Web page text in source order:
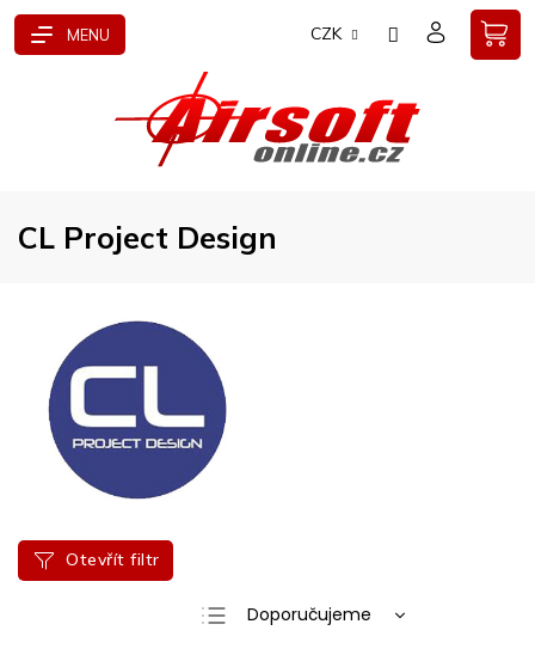
Přejít
CZK
CL Project Design
Otevřít filtr
Ř
a
Doporučujeme